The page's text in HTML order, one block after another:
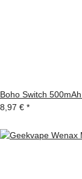
Boho Switch
8,97 € *